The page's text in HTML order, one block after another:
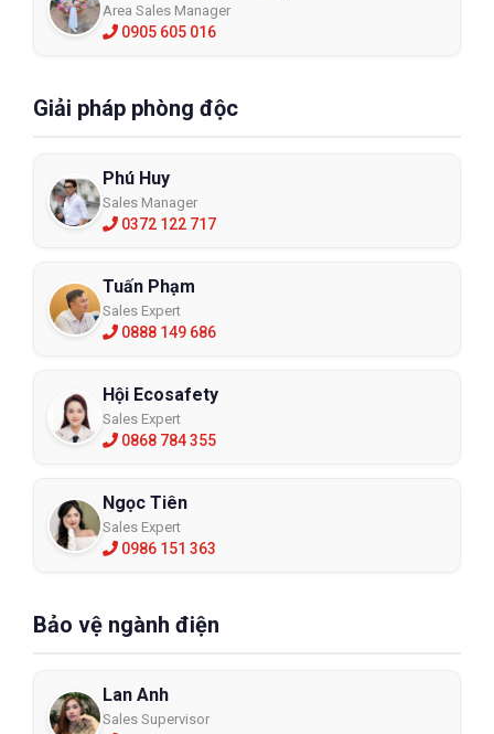
Area Sales Manager
0905 605 016
Giải pháp phòng độc
Phú Huy
Sales Manager
0372 122 717
Tuấn Phạm
Sales Expert
0888 149 686
Hội Ecosafety
Sales Expert
0868 784 355
Ngọc Tiên
Sales Expert
0986 151 363
Bảo vệ ngành điện
Lan Anh
Sales Supervisor